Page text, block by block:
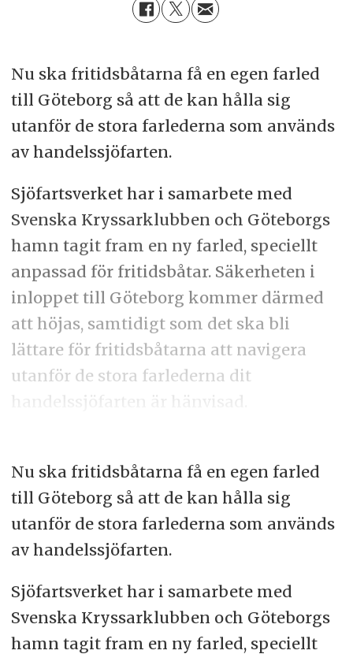
Nu ska fritidsbåtarna få en egen farled
till Göteborg så att de kan hålla sig
utanför de stora farlederna som används
av handelssjöfarten.
Sjöfartsverket har i samarbete med
Svenska Kryssarklubben och Göteborgs
hamn tagit fram en ny farled, speciellt
anpassad för fritidsbåtar. Säkerheten i
inloppet till Göteborg kommer därmed
att höjas, samtidigt som det ska bli
lättare för fritidsbåtarna att navigera
utanför de stora farlederna dit
handelssjöfarten är hänvisad.
Nu ska fritidsbåtarna få en egen farled
till Göteborg så att de kan hålla sig
utanför de stora farlederna som används
av handelssjöfarten.
Sjöfartsverket har i samarbete med
Svenska Kryssarklubben och Göteborgs
hamn tagit fram en ny farled, speciellt